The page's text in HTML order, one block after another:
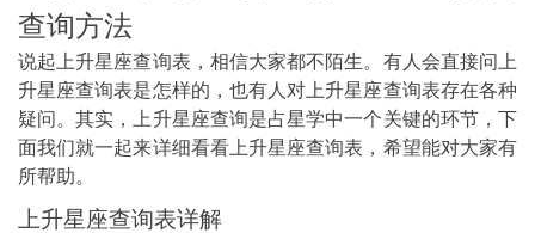
查询方法
说起上升星座查询表，相信大家都不陌生。有人会直接问上
升星座查询表是怎样的，也有人对上升星座查询表存在各种
疑问。其实，上升星座查询是占星学中一个关键的环节，下
面我们就一起来详细看看上升星座查询表，希望能对大家有
所帮助。
上升星座查询表详解